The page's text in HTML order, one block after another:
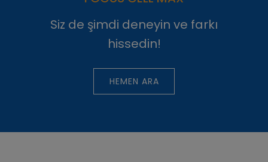
Siz de şimdi deneyin ve farkı
hissedin!
HEMEN ARA